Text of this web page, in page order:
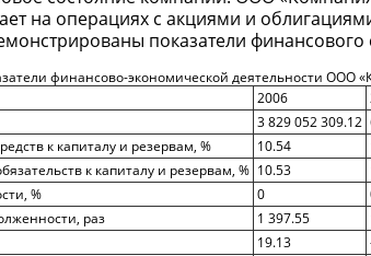
на операциях с акциями и
показатели финансового
финансово-экономической деятельности ООО
2006
3 829 052 309.12
к капиталу и резервам, %
10.54
к капиталу и резервам, % 10.53
%
0
раз
1 397.55
19.13